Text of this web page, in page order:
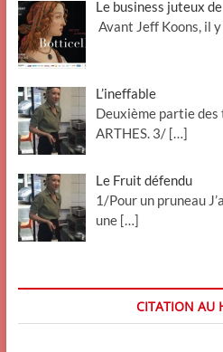
Le business juteux
Avant Jeff Koons, il
L’ineffable
Deuxième partie
ARTHES. 3/ […]
Le Fruit défendu
1/Pour un pruneau
une […]
CITATION AU